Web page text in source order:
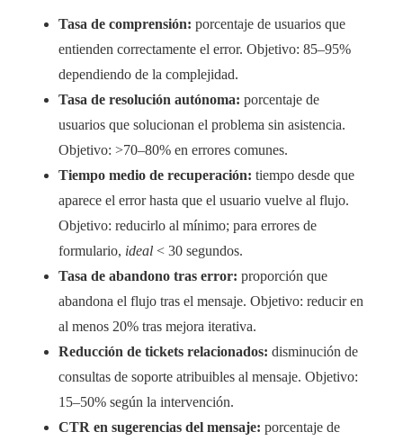
Tasa de comprensión: porcentaje de usuarios que
entienden correctamente el error. Objetivo: 85–95%
dependiendo de la complejidad.
Tasa de resolución autónoma: porcentaje de
usuarios que solucionan el problema sin asistencia.
Objetivo: >70–80% en errores comunes.
Tiempo medio de recuperación: tiempo desde que
aparece el error hasta que el usuario vuelve al flujo.
Objetivo: reducirlo al mínimo; para errores de
formulario, ideal < 30 segundos.
Tasa de abandono tras error: proporción que
abandona el flujo tras el mensaje. Objetivo: reducir en
al menos 20% tras mejora iterativa.
Reducción de tickets relacionados: disminución de
consultas de soporte atribuibles al mensaje. Objetivo:
15–50% según la intervención.
CTR en sugerencias del mensaje: porcentaje de